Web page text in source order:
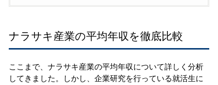
ナラサキ産業の平均年収を徹底比較
ここまで、ナラサキ産業の平均年収について詳しく分析
してきました。しかし、企業研究を行っている就活生に